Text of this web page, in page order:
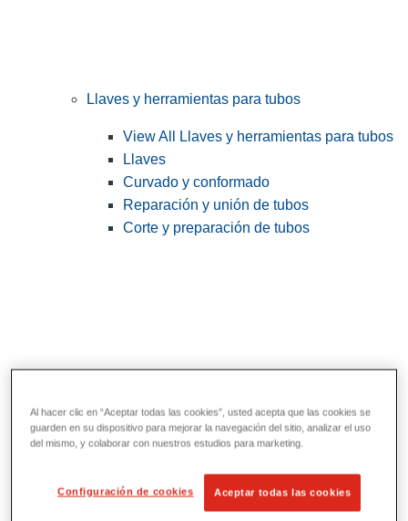
Llaves y herramientas para tubos
View All Llaves y herramientas para tubos
Llaves
Curvado y conformado
Reparación y unión de tubos
Corte y preparación de tubos
Herramientas de servicios públicos y de
View All Herramientas de servicios
Al hacer clic en “Aceptar todas las cookies”, usted acepta que las cookies se
guarden en su dispositivo para mejorar la navegación del sitio, analizar el uso
del mismo, y colaborar con nuestros estudios para marketing.
Configuración de cookies Aceptar todas las cookies